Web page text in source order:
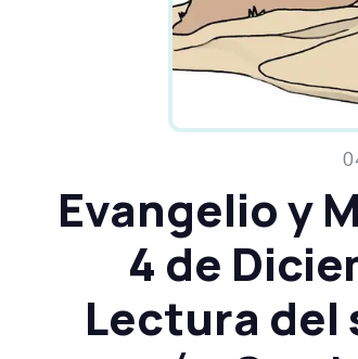
Evangelio y
4 de
Lectura del